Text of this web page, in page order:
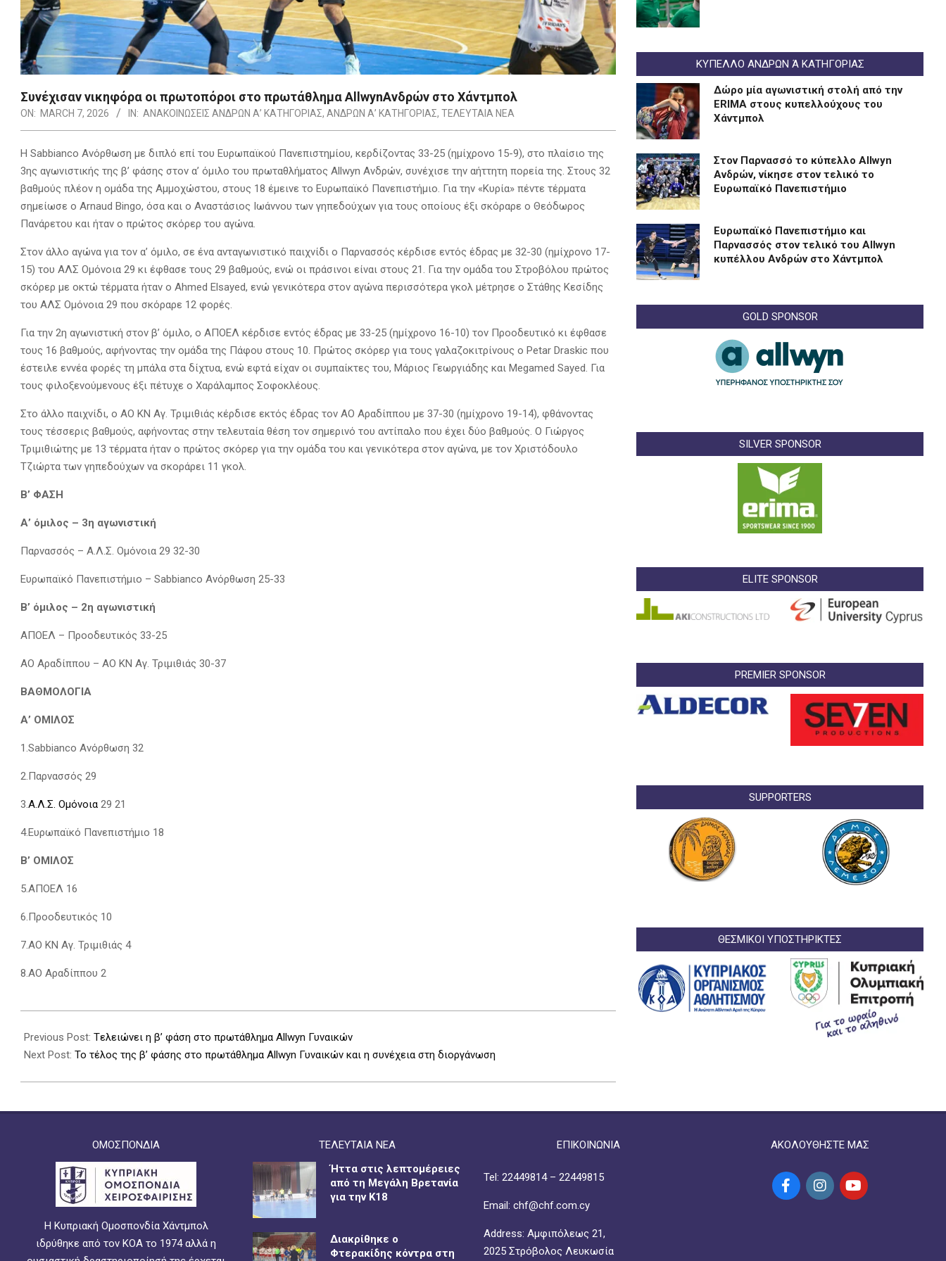
Συνέχισαν νικηφόρα οι πρωτοπόροι στο πρωτάθλημα AllwynAνδρών στο Χάντμπολ
ON: MARCH 7, 2026 IN: ΑΝΑΚΟΙΝΩΣΕΙΣ ΑΝΔΡΩΝ Α’ ΚΑΤΗΓΟΡΙΑΣ, ΑΝΔΡΩΝ Α’ ΚΑΤΗΓΟΡΙΑΣ, ΤΕΛΕΥΤΑΙΑ ΝΕΑ
Η Sabbianco Aνόρθωση με διπλό επί του Ευρωπαϊκού Πανεπιστημίου, κερδίζοντας 33-25 (ημίχρονο 15-9), στο πλαίσιο της
3ης αγωνιστικής της β’ φάσης στον α’ όμιλο του πρωταθλήματος Allwyn Aνδρών, συνέχισε την αήττητη πορεία της. Στους 32
βαθμούς πλέον η ομάδα της Αμμοχώστου, στους 18 έμεινε το Ευρωπαϊκό Πανεπιστήμιο. Για την «Κυρία» πέντε τέρματα
σημείωσε ο Arnaud Bingo, όσα και ο Αναστάσιος Ιωάννου των γηπεδούχων για τους οποίους έξι σκόραρε ο Θεόδωρος
Πανάρετου και ήταν ο πρώτος σκόρερ του αγώνα.
Στον άλλο αγώνα για τον α’ όμιλο, σε ένα ανταγωνιστικό παιχνίδι ο Παρνασσός κέρδισε εντός έδρας με 32-30 (ημίχρονο 17-
15) του ΑΛΣ Ομόνοια 29 κι έφθασε τους 29 βαθμούς, ενώ οι πράσινοι είναι στους 21. Για την ομάδα του Στροβόλου πρώτος
σκόρερ με οκτώ τέρματα ήταν ο Ahmed Elsayed, ενώ γενικότερα στον αγώνα περισσότερα γκολ μέτρησε ο Στάθης Κεσίδης
του ΑΛΣ Ομόνοια 29 που σκόραρε 12 φορές.
Για την 2η αγωνιστική στον β’ όμιλο, ο ΑΠΟΕΛ κέρδισε εντός έδρας με 33-25 (ημίχρονο 16-10) τον Προοδευτικό κι έφθασε
τους 16 βαθμούς, αφήνοντας την ομάδα της Πάφου στους 10. Πρώτος σκόρερ για τους γαλαζοκιτρίνους ο Petar Draskic που
έστειλε εννέα φορές τη μπάλα στα δίχτυα, ενώ εφτά είχαν οι συμπαίκτες του, Μάριος Γεωργιάδης και Megamed Sayed. Για
τους φιλοξενούμενους έξι πέτυχε ο Χαράλαμπος Σοφοκλέους.
Στο άλλο παιχνίδι, ο ΑΟ ΚΝ Αγ. Τριμιθιάς κέρδισε εκτός έδρας τον ΑΟ Αραδίππου με 37-30 (ημίχρονο 19-14), φθάνοντας
τους τέσσερις βαθμούς, αφήνοντας στην τελευταία θέση τον σημερινό του αντίπαλο που έχει δύο βαθμούς. Ο Γιώργος
Τριμιθιώτης με 13 τέρματα ήταν ο πρώτος σκόρερ για την ομάδα του και γενικότερα στον αγώνα, με τον Χριστόδουλο
Τζιώρτα των γηπεδούχων να σκοράρει 11 γκολ.
Β’ ΦΑΣΗ
Α’ όμιλος – 3η αγωνιστική
Παρνασσός – Α.Λ.Σ. Ομόνοια 29 32-30
Ευρωπαϊκό Πανεπιστήμιο – Sabbianco Ανόρθωση 25-33
Β’ όμιλος – 2η αγωνιστική
AΠΟΕΛ – Προοδευτικός 33-25
ΑΟ Αραδίππου – ΑΟ ΚΝ Αγ. Τριμιθιάς 30-37
ΒΑΘΜΟΛΟΓΙΑ
Α’ ΟΜΙΛΟΣ
1.Sabbianco Ανόρθωση 32
2.Παρνασσός 29
3.Α.Λ.Σ. Ομόνοια 29 21
4.Ευρωπαϊκό Πανεπιστήμιο 18
Β’ ΟΜΙΛΟΣ
5.ΑΠΟΕΛ 16
6.Προοδευτικός 10
7.ΑΟ ΚΝ Αγ. Τριμιθιάς 4
8.ΑΟ Αραδίππου 2
03-
07
Previous Post: Tελειώνει η β’ φάση στο πρωτάθλημα Allwyn Γυναικών
Next Post: Το τέλος της β’ φάσης στο πρωτάθλημα Allwyn Γυναικών και η συνέχεια στη διοργάνωση
ΚΥΠΕΛΛΟ ΑΝΔΡΩΝ Ά ΚΑΤΗΓΟΡΙΑΣ
Δώρο μία αγωνιστική στολή από την
ERIMA στους κυπελλούχους του
Χάντμπολ
Στον Παρνασσό το κύπελλο Allwyn
Ανδρών, νίκησε στον τελικό το
Ευρωπαϊκό Πανεπιστήμιο
Eυρωπαϊκό Πανεπιστήμιο και
Παρνασσός στον τελικό του Allwyn
κυπέλλου Ανδρών στο Χάντμπολ
GOLD SPONSOR
SILVER SPONSOR
ELITE SPONSOR
PREMIER SPONSOR
SUPPORTERS
ΘΕΣΜΙΚΟΙ ΥΠΟΣΤΗΡΙΚΤΕΣ
ΟΜΟΣΠΟΝΔΙΑ
Η Κυπριακή Ομοσπονδία Χάντμπολ
ιδρύθηκε από τον ΚΟΑ το 1974 αλλά η
ΤΕΛΕΥΤΑΙΑ ΝΕΑ
Ήττα στις λεπτομέρειες
από τη Μεγάλη Βρετανία
για την Κ18
Διακρίθηκε ο
Φτερακίδης κόντρα στη
ΕΠΙΚΟΙΝΩΝΙΑ
Tel: 22449814 – 22449815
Email: chf@chf.com.cy
Address: Αμφιπόλεως 21,
2025 Στρόβολος Λευκωσία
ΑΚΟΛΟΥΘΗΣΤΕ ΜΑΣ